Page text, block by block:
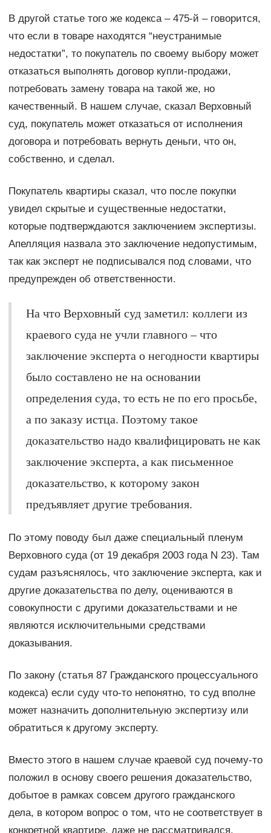
В другой статье того же кодекса – 475-й – говорится,
что если в товаре находятся “неустранимые
недостатки”, то покупатель по своему выбору может
отказаться выполнять договор купли-продажи,
потребовать замену товара на такой же, но
качественный. В нашем случае, сказал Верховный
суд, покупатель может отказаться от исполнения
договора и потребовать вернуть деньги, что он,
собственно, и сделал.
Покупатель квартиры сказал, что после покупки
увидел скрытые и существенные недостатки,
которые подтверждаются заключением экспертизы.
Апелляция назвала это заключение недопустимым,
так как эксперт не подписывался под словами, что
предупрежден об ответственности.
На что Верховный суд заметил: коллеги из
краевого суда не учли главного – что
заключение эксперта о негодности квартиры
было составлено не на основании
определения суда, то есть не по его просьбе,
а по заказу истца. Поэтому такое
доказательство надо квалифицировать не как
заключение эксперта, а как письменное
доказательство, к которому закон
предъявляет другие требования.
По этому поводу был даже специальный пленум
Верховного суда (от 19 декабря 2003 года N 23). Там
судам разъяснялось, что заключение эксперта, как и
другие доказательства по делу, оцениваются в
совокупности с другими доказательствами и не
являются исключительными средствами
доказывания.
По закону (статья 87 Гражданского процессуального
кодекса) если суду что-то непонятно, то суд вполне
может назначить дополнительную экспертизу или
обратиться к другому эксперту.
Вместо этого в нашем случае краевой суд почему-то
положил в основу своего решения доказательство,
добытое в рамках совсем другого гражданского
дела, в котором вопрос о том, что не соответствует в
конкретной квартире, даже не рассматривался.